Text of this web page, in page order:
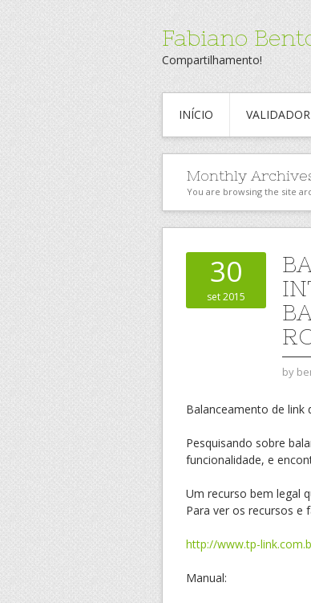
Fabiano
Compartilhamento!
INÍCIO
Monthly
You are browsing the site
30
set 2015
by
Balanceamento de link
Pesquisando sobre
funcionalidade, e
Um recurso bem legal
Para ver os recursos e
http://www.tp-
Manual: